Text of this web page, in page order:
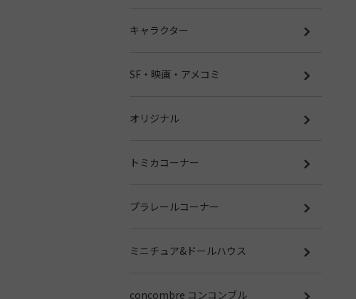
キャラクター
SF・映画・アメコミ
オリジナル
トミカコーナー
プラレールコーナー
ミニチュア&ドールハウス
concombre コンコンブル